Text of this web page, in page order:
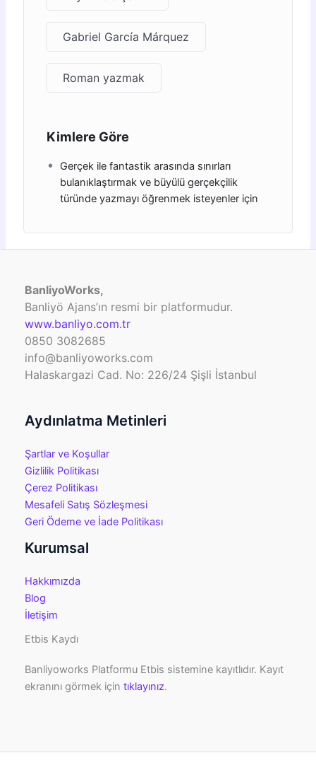
Gabriel García Márquez
Roman yazmak
Kimlere Göre
Gerçek ile fantastik arasında sınırları
bulanıklaştırmak ve büyülü gerçekçilik
türünde yazmayı öğrenmek isteyenler için
BanliyoWorks,
Banliyö Ajans’ın resmi bir platformudur.
www.banliyo.com.tr
0850 3082685
info@banliyoworks.com
Halaskargazi Cad. No: 226/24 Şişli İstanbul
Aydınlatma Metinleri
Şartlar ve Koşullar
Gizlilik Politikası
Çerez Politikası
Mesafeli Satış Sözleşmesi
Geri Ödeme ve İade Politikası
Kurumsal
Hakkımızda
Blog
İletişim
Etbis Kaydı
Banliyoworks Platformu Etbis sistemine kayıtlıdır. Kayıt
ekranını görmek için tıklayınız.